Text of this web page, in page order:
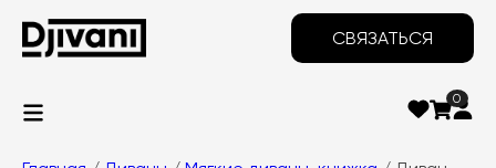
СВЯЗАТЬСЯ
0